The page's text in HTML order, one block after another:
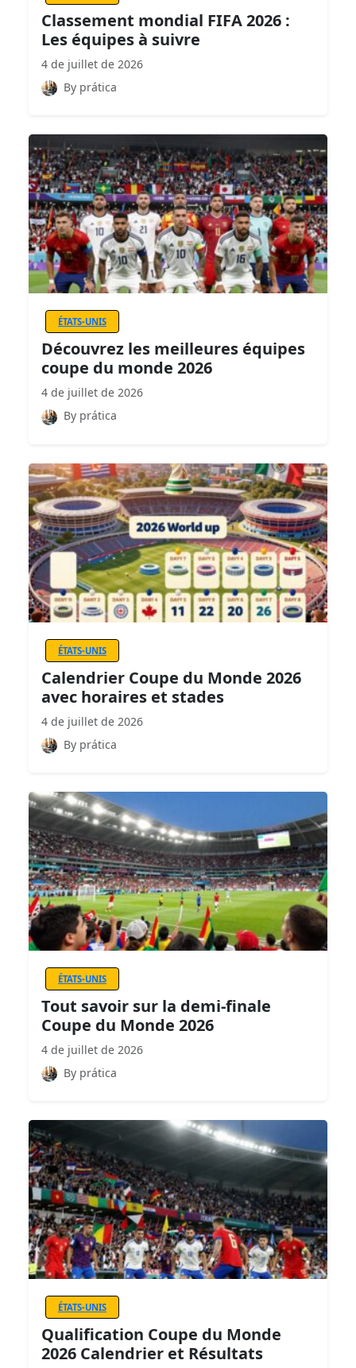
Classement mondial FIFA 2026 :
Les équipes à suivre
4 de juillet de 2026
By prática
ÉTATS-UNIS
Découvrez les meilleures équipes
coupe du monde 2026
4 de juillet de 2026
By prática
ÉTATS-UNIS
Calendrier Coupe du Monde 2026
avec horaires et stades
4 de juillet de 2026
By prática
ÉTATS-UNIS
Tout savoir sur la demi-finale
Coupe du Monde 2026
4 de juillet de 2026
By prática
ÉTATS-UNIS
Qualification Coupe du Monde
2026 Calendrier et Résultats